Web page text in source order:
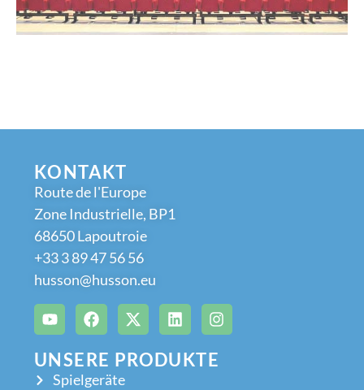
KONTAKT
Route de l'Europe
Zone Industrielle, BP1
68650 Lapoutroie
+33 3 89 47 56 56
husson@husson.eu
UNSERE PRODUKTE
Spielgeräte